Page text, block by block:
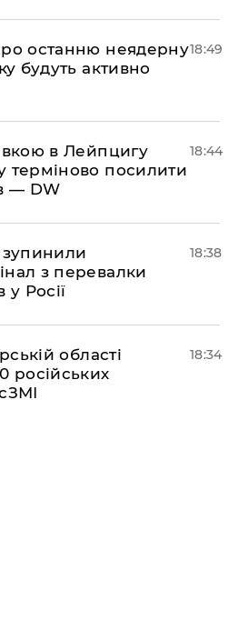
останню неядерну
будуть активно
18:49
в Лейпцигу
терміново посилити
— DW
18:44
зупинили
з перевалки
у Росії
18:38
області
російських
18:34